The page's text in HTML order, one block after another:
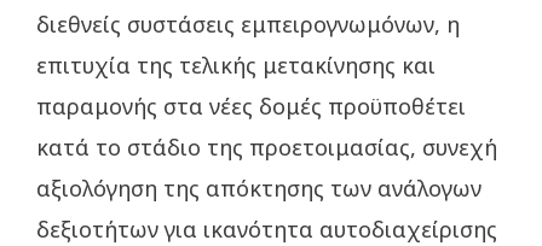
διεθνείς συστάσεις εμπειρογνωμόνων, η
επιτυχία της τελικής μετακίνησης και
παραμονής στα νέες δομές προϋποθέτει
κατά το στάδιο της προετοιμασίας, συνεχή
αξιολόγηση της απόκτησης των ανάλογων
δεξιοτήτων για ικανότητα αυτοδιαχείρισης